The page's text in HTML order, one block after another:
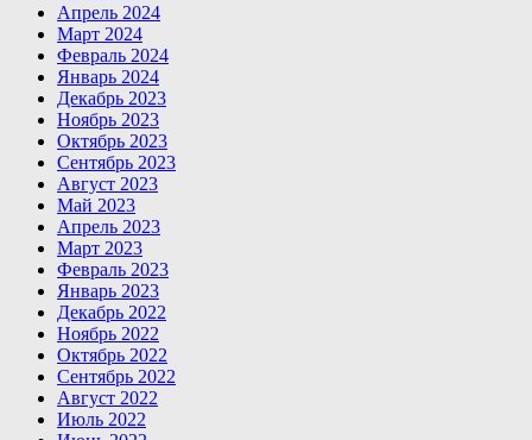
Апрель 2024
Март 2024
Февраль 2024
Январь 2024
Декабрь 2023
Ноябрь 2023
Октябрь 2023
Сентябрь 2023
Август 2023
Май 2023
Апрель 2023
Март 2023
Февраль 2023
Январь 2023
Декабрь 2022
Ноябрь 2022
Октябрь 2022
Сентябрь 2022
Август 2022
Июль 2022